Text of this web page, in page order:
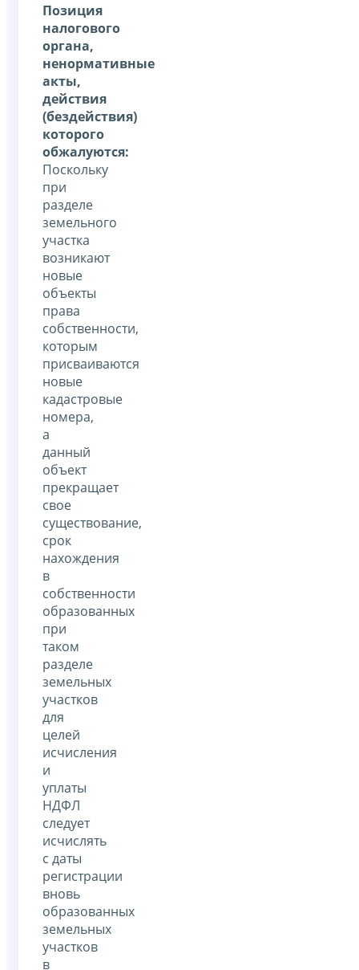
Позиция
налогового
органа,
ненормативные
акты,
действия
(бездействия)
которого
обжалуются:
Поскольку
при
разделе
земельного
участка
возникают
новые
объекты
права
собственности,
которым
присваиваются
новые
кадастровые
номера,
а
данный
объект
прекращает
свое
существование,
срок
нахождения
в
собственности
образованных
при
таком
разделе
земельных
участков
для
целей
исчисления
и
уплаты
НДФЛ
следует
исчислять
с даты
регистрации
вновь
образованных
земельных
участков
в